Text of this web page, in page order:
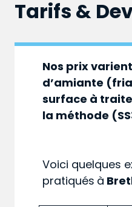
Tarifs &
Nos prix
d’amiante
surface à
la méthode
Voici quelques
pratiqués à